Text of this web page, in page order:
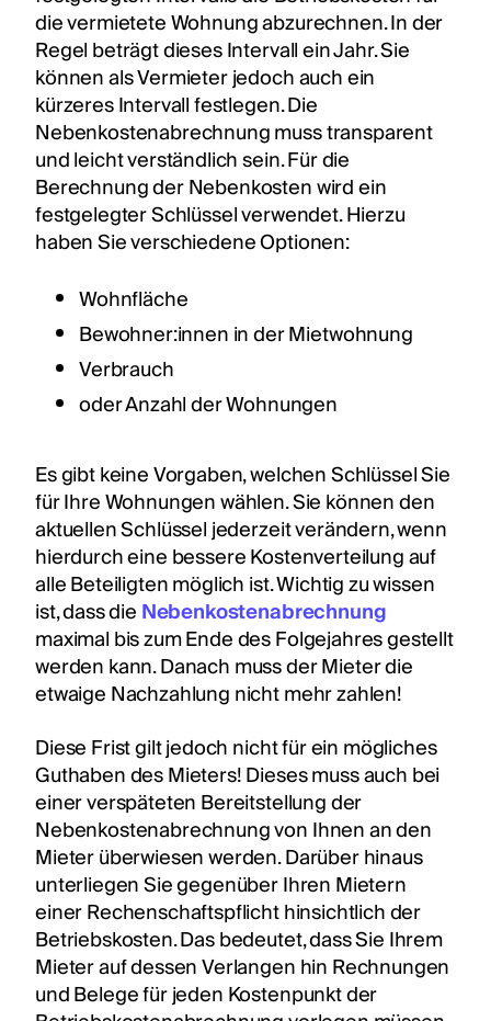
die vermietete Wohnung abzurechnen. In der
Regel beträgt dieses Intervall ein Jahr. Sie
können als Vermieter jedoch auch ein
kürzeres Intervall festlegen. Die
Nebenkostenabrechnung muss transparent
und leicht verständlich sein. Für die
Berechnung der Nebenkosten wird ein
festgelegter Schlüssel verwendet. Hierzu
haben Sie verschiedene Optionen:
Wohnfläche
Bewohner:innen in der Mietwohnung
Verbrauch
oder Anzahl der Wohnungen
Es gibt keine Vorgaben, welchen Schlüssel Sie
für Ihre Wohnungen wählen. Sie können den
aktuellen Schlüssel jederzeit verändern, wenn
hierdurch eine bessere Kostenverteilung auf
alle Beteiligten möglich ist. Wichtig zu wissen
ist, dass dieNebenkostenabrechnung
maximal bis zum Ende des Folgejahres gestellt
werden kann. Danach muss der Mieter die
etwaige Nachzahlung nicht mehr zahlen!
Diese Frist gilt jedoch nicht für ein mögliches
Guthaben des Mieters! Dieses muss auch bei
einer verspäteten Bereitstellung der
Nebenkostenabrechnung von Ihnen an den
Mieter überwiesen werden. Darüber hinaus
unterliegen Sie gegenüber Ihren Mietern
einer Rechenschaftspflicht hinsichtlich der
Betriebskosten. Das bedeutet, dass Sie Ihrem
Mieter auf dessen Verlangen hin Rechnungen
und Belege für jeden Kostenpunkt der